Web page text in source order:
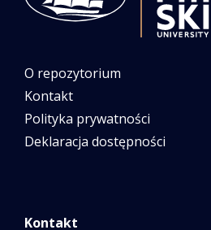
O repozytorium
Kontakt
Polityka prywatności
Deklaracja dostępności
Kontakt